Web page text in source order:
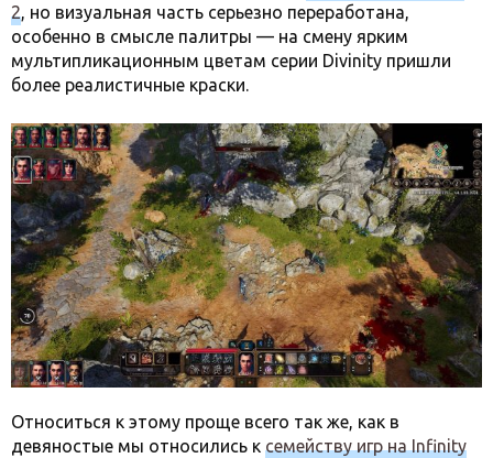
2, но визуальная часть серьезно переработана,
особенно в смысле палитры — на смену ярким
мультипликационным цветам серии Divinity пришли
более реалистичные краски.
Относиться к этому проще всего так же, как в
девяностые мы относились к семейству игр на Infinity